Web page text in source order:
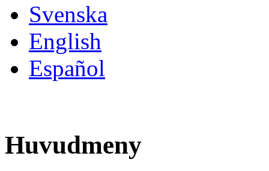
Svenska
English
Español
Huvudmeny